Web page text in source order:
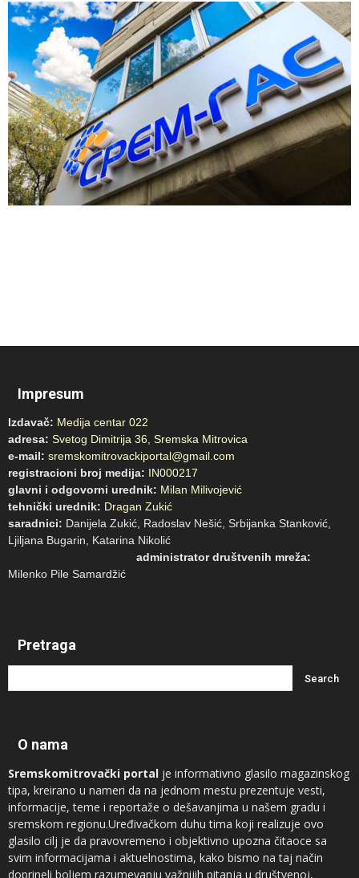
Impresum
Izdavač: Medija centar 022
adresa: Svetog Dimitrija 36, Sremska Mitrovica
e-mail: sremskomitrovackiportal@gmail.com
registracioni broj medija: IN000217
glavni i odgovorni urednik: Milan Milivojević
tehnički urednik: Dragan Zukić
saradnici: Danijela Zukić, Radoslav Nešić, Srbijanka Stanković,
Ljiljana Bugarin, Katarina Nikolić
administrator društvenih mreža:
Milenko Pile Samardžić
Pretraga
O nama
Sremskomitrovački portal je informativno glasilo magazinskog
tipa, kreirano u nameri da na jednom mestu prezentuje vesti,
informacije, teme i reportaže o dešavanjima u našem gradu i
sremskom regionu.Uređivačkom duhu tima koji realizuje ovo
glasilo cilj je da pravovremeno i objektivno upozna čitaoce sa
svim informacijama i aktuelnostima, kako bismo na taj način
doprineli boljem razumevanju važnijih pitanja u društvenoj,